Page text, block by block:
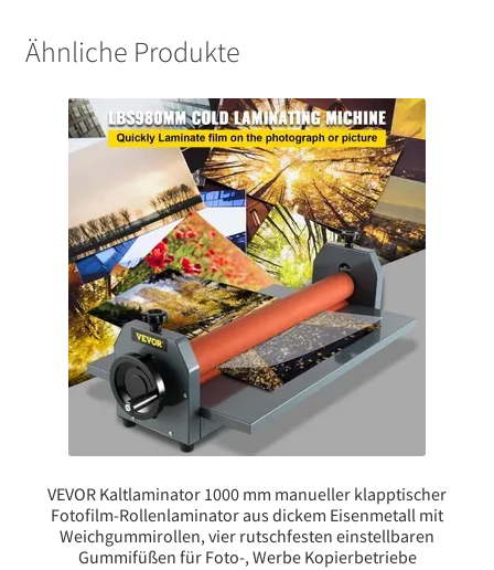
Ähnliche Produkte
VEVOR Kaltlaminator 1000 mm manueller klapptischer
Fotofilm-Rollenlaminator aus dickem Eisenmetall mit
Weichgummirollen, vier rutschfesten einstellbaren
Gummifüßen für Foto-, Werbe Kopierbetriebe